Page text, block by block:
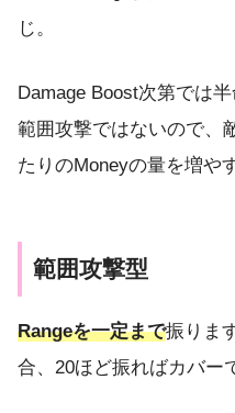
じ。
Damage Boost次第では
範囲攻撃ではないので、
たりのMoneyの量を増や
範囲攻撃型
Rangeを一定まで振りま
合、20ほど振ればカバー